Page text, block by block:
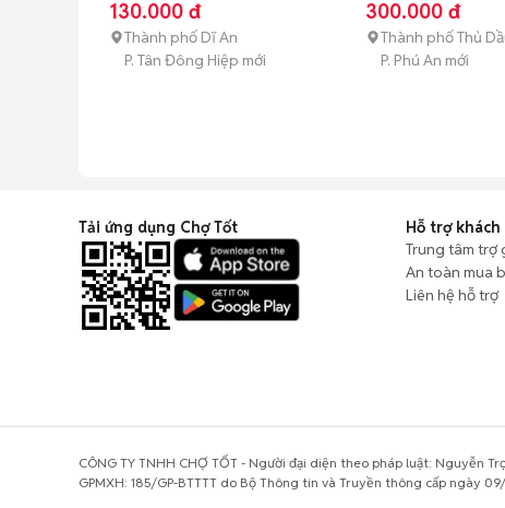
tháng tuổi)
130.000 đ
Thành phố Dĩ An
P. Tân Đông Hiệp mới
tháng tuổi)
300.000 đ
Thành phố Thủ
P. Phú An mới
Tải ứng dụng Chợ Tốt
Hỗ trợ khách
Trung tâm trợ
An toàn mua
Liên hệ hỗ trợ
CÔNG TY TNHH CHỢ TỐT - Người đại diện theo pháp luật: Nguyễn
GPMXH: 185/GP-BTTTT do Bộ Thông tin và Truyền thông cấp ngày